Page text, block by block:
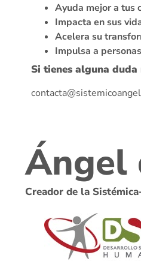
Ayuda mejor a tus
Impacta en sus
Acelera su
Impulsa a
Si tienes alguna
Ángel
Creador de la